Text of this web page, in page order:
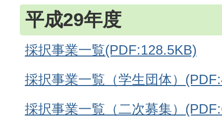
平成29年度
採択事業一覧(PDF:128.5KB)
採択事業一覧（学生団体）
採択事業一覧（二次募集）